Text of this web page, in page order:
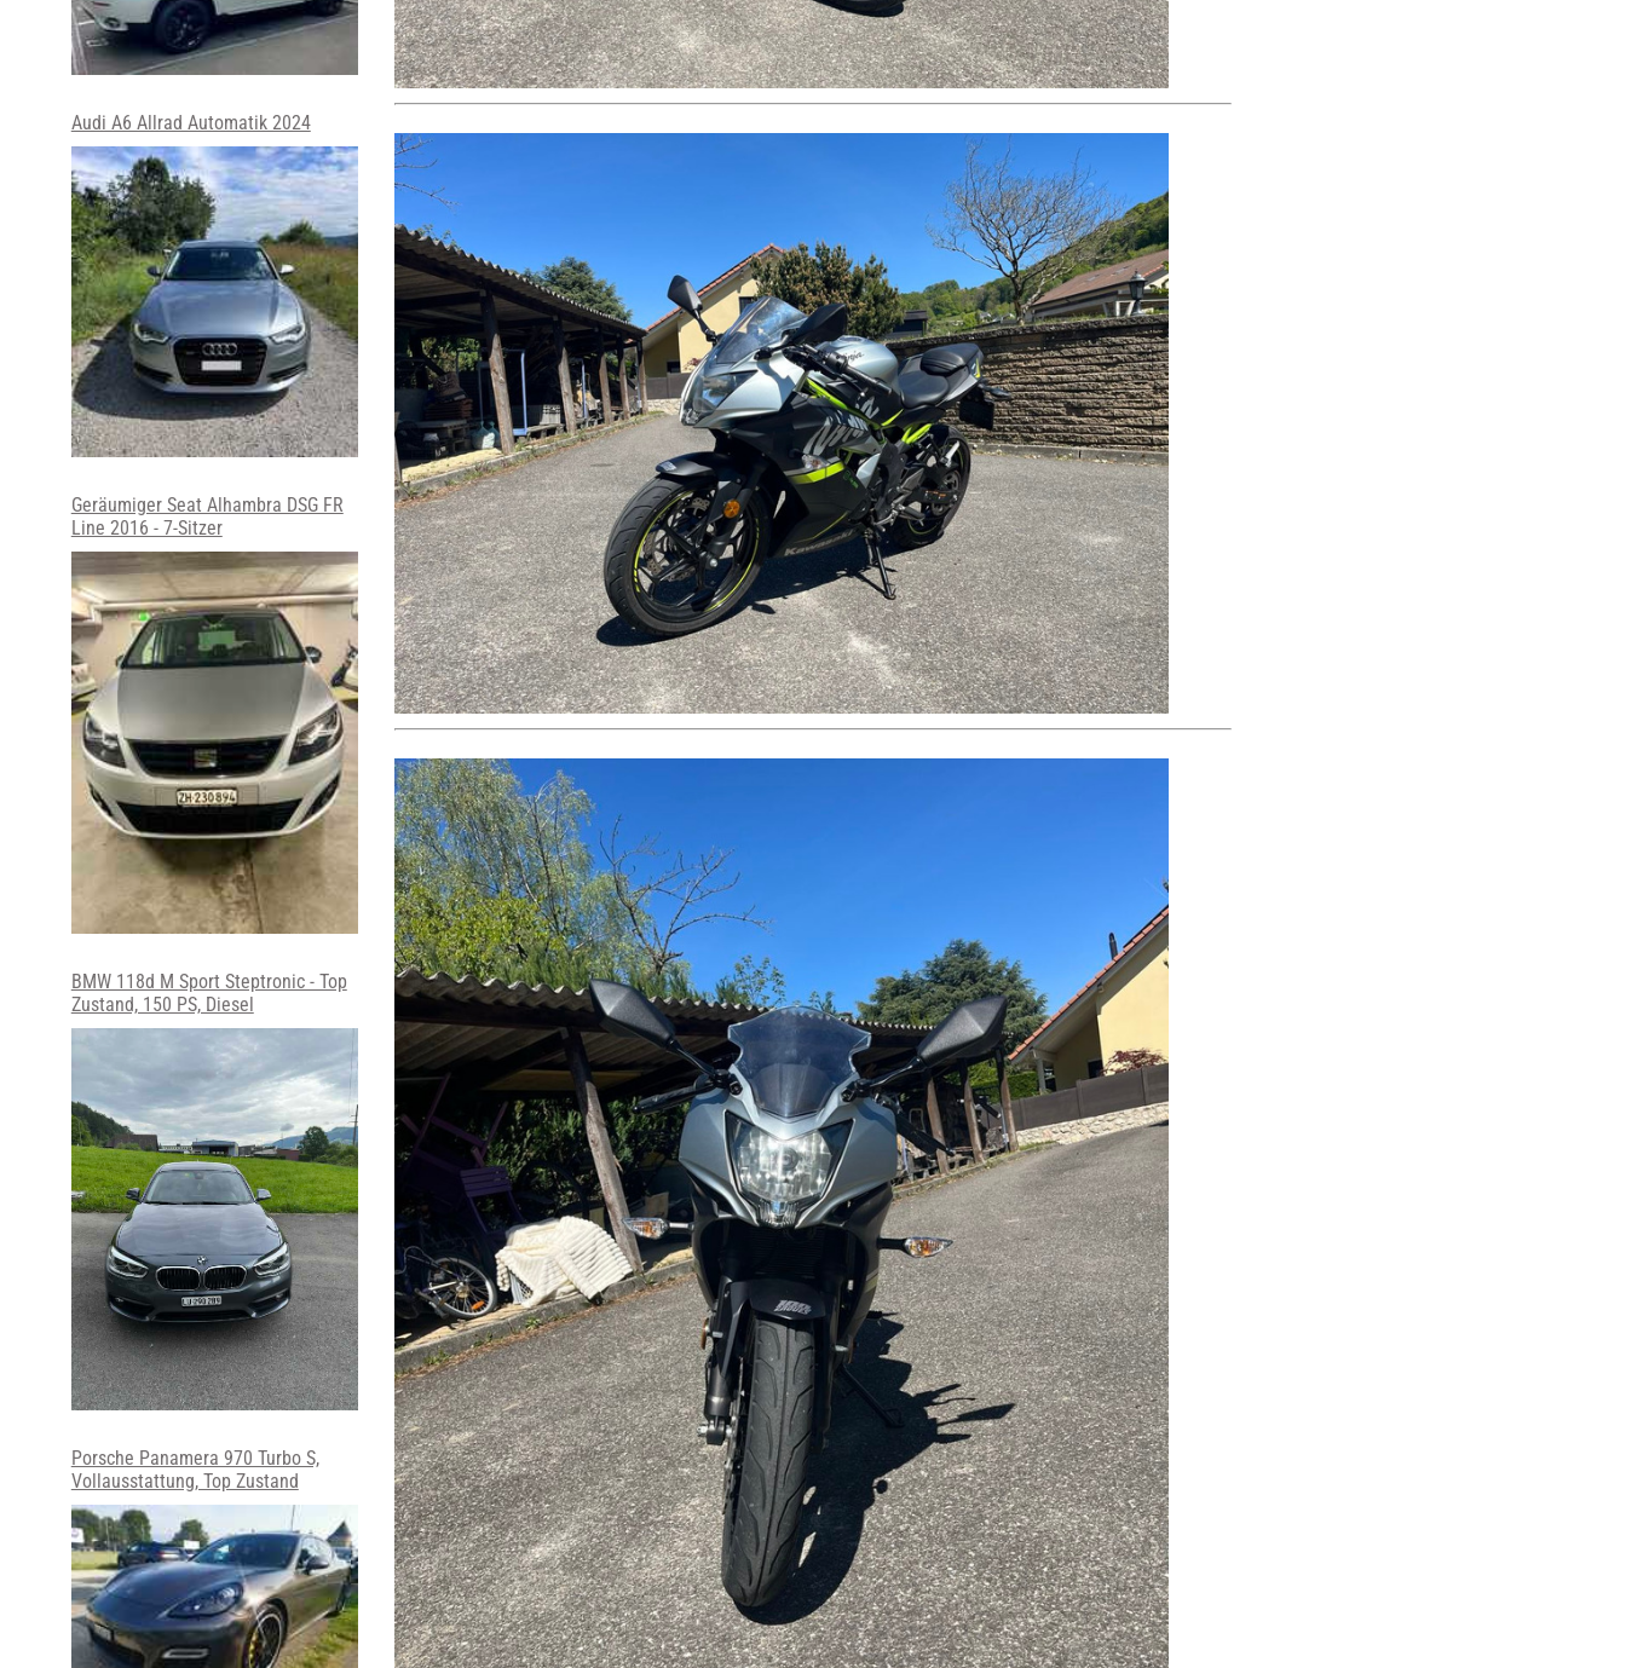
Audi A6 Allrad Automatik 2024
Geräumiger Seat Alhambra DSG FR
Line 2016 - 7-Sitzer
BMW 118d M Sport Steptronic - Top
Zustand, 150 PS, Diesel
Porsche Panamera 970 Turbo S,
Vollausstattung, Top Zustand